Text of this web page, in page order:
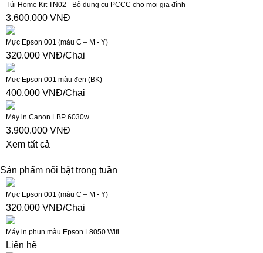
Túi Home Kit TN02 - Bộ dụng cụ PCCC cho mọi gia đình
3.600.000 VNĐ
Mực Epson 001 (màu C – M - Y)
320.000 VNĐ/Chai
Mực Epson 001 màu đen (BK)
400.000 VNĐ/Chai
Máy in Canon LBP 6030w
3.900.000 VNĐ
Xem tất cả
Sản phẩm nổi bật trong tuần
Mực Epson 001 (màu C – M - Y)
320.000 VNĐ/Chai
Máy in phun màu Epson L8050 Wifi
Liên hệ